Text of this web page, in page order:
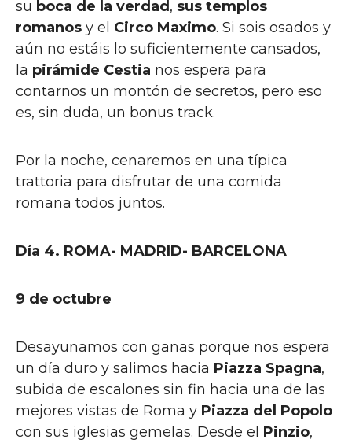
su boca de la verdad, sus templos
romanos y el Circo Maximo. Si sois osados y
aún no estáis lo suficientemente cansados,
la pirámide Cestia nos espera para
contarnos un montón de secretos, pero eso
es, sin duda, un bonus track.
Por la noche, cenaremos en una típica
trattoria para disfrutar de una comida
romana todos juntos.
Día 4. ROMA- MADRID- BARCELONA
9 de octubre
Desayunamos con ganas porque nos espera
un día duro y salimos hacia Piazza Spagna,
subida de escalones sin fin hacia una de las
mejores vistas de Roma y Piazza del Popolo
con sus iglesias gemelas. Desde el Pinzio,